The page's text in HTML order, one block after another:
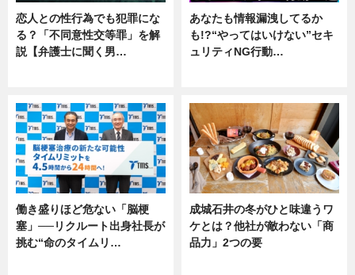
恋人との性行為でも犯罪にな
る？「不同意性交等罪」を解
説【弁護士に聞く男…
あなたも情報漏洩してるか
も!?“やってはいけない”セキ
ュリティNG行動…
働き盛りほど危ない「脳梗
塞」──リクルート出身社長が
挑む“命のタイムリ…
成城石井の冬がひと味違うワ
ケとは？他社が敵わない「商
品力」2つの要